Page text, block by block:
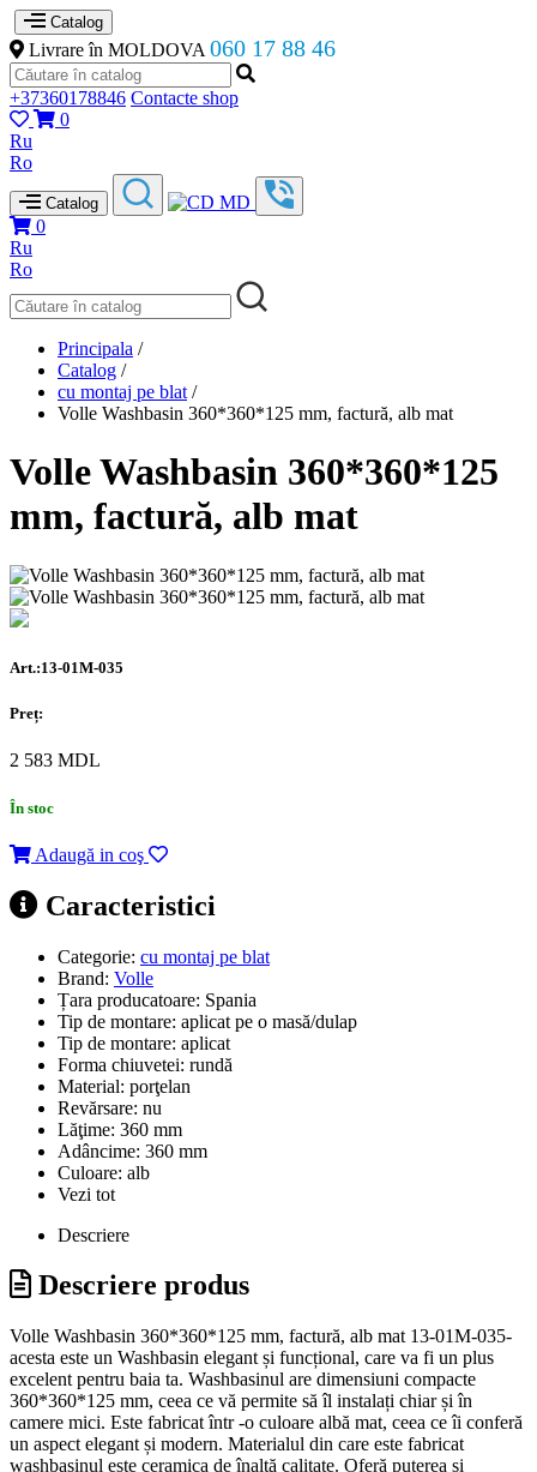
Catalog
Livrare în MOLDOVA 060 17 88 46
+37360178846 Contacte shop
0
Ru
Ro
Catalog
0
Ru
Ro
Principala /
Catalog /
cu montaj pe blat /
Volle Washbasin 360*360*125 mm, factură, alb mat
Volle Washbasin 360*360*125
mm, factură, alb mat
Art.:13-01M-035
Preț:
2 583 MDL
În stoc
Adaugă in coş
Caracteristici
Categorie: cu montaj pe blat
Brand: Volle
Țara producatoare: Spania
Tip de montare: aplicat pe o masă/dulap
Tip de montare: aplicat
Forma chiuvetei: rundă
Material: porţelan
Revărsare: nu
Lăţime: 360 mm
Adâncime: 360 mm
Culoare: alb
Vezi tot
Descriere
Descriere produs
Volle Washbasin 360*360*125 mm, factură, alb mat 13-01M-035-
acesta este un Washbasin elegant și funcțional, care va fi un plus
excelent pentru baia ta. Washbasinul are dimensiuni compacte
360*360*125 mm, ceea ce vă permite să îl instalați chiar și în
camere mici. Este fabricat într -o culoare albă mat, ceea ce îi conferă
un aspect elegant și modern. Materialul din care este fabricat
washbasinul este ceramica de înaltă calitate. Oferă puterea și